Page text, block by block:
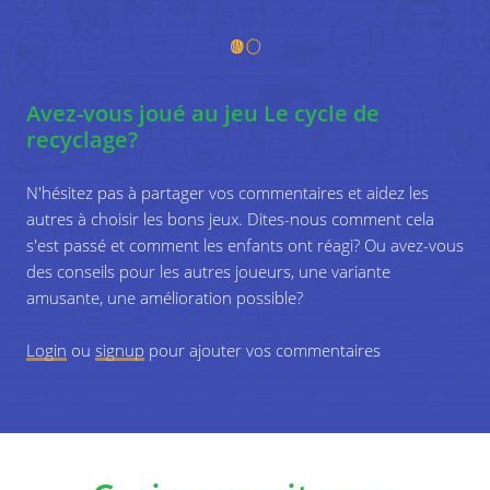
Avez-vous joué au jeu Le cycle de
recyclage?
N'hésitez pas à partager vos commentaires et aidez les
autres à choisir les bons jeux. Dites-nous comment cela
s'est passé et comment les enfants ont réagi? Ou avez-vous
des conseils pour les autres joueurs, une variante
amusante, une amélioration possible?
Login ou signup pour ajouter vos commentaires